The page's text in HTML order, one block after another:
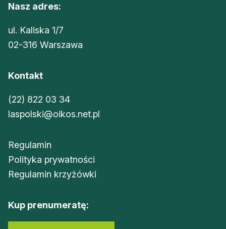
Nasz adres:
ul. Kaliska 1/7
02-316 Warszawa
Kontakt
(22) 822 03 34
laspolski@oikos.net.pl
Regulamin
Polityka prywatności
Regulamin krzyżówki
Kup prenumeratę: